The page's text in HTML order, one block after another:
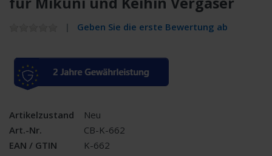
Geben Sie die erste Bewertung ab
Artikelzustand
Neu
Art.-Nr.
CB-K-662
EAN / GTIN
K-662